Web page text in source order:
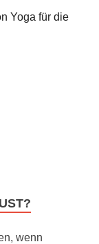
Yoga für die
wenn